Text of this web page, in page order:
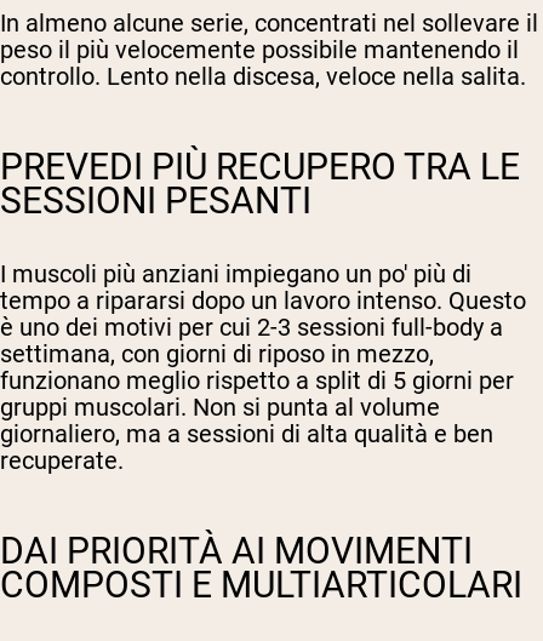
In almeno alcune serie, concentrati nel sollevare il
peso il più velocemente possibile mantenendo il
controllo. Lento nella discesa, veloce nella salita.
PREVEDI PIÙ RECUPERO TRA LE
SESSIONI PESANTI
I muscoli più anziani impiegano un po' più di
tempo a ripararsi dopo un lavoro intenso. Questo
è uno dei motivi per cui 2-3 sessioni full-body a
settimana, con giorni di riposo in mezzo,
funzionano meglio rispetto a split di 5 giorni per
gruppi muscolari. Non si punta al volume
giornaliero, ma a sessioni di alta qualità e ben
recuperate.
DAI PRIORITÀ AI MOVIMENTI
COMPOSTI E MULTIARTICOLARI